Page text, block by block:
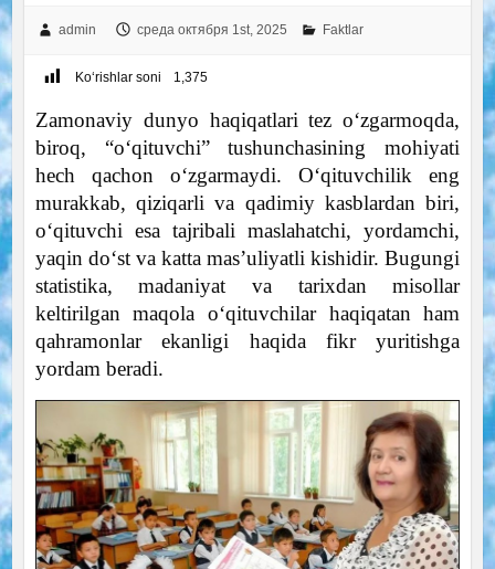
admin среда октября 1st, 2025 Faktlar
Ko‘rishlar soni 1,375
Zamonaviy dunyo haqiqatlari tez o‘zgarmoqda,
biroq, “o‘qituvchi” tushunchasining mohiyati
hech qachon o‘zgarmaydi. O‘qituvchilik eng
murakkab, qiziqarli va qadimiy kasblardan biri,
o‘qituvchi esa tajribali maslahatchi, yordamchi,
yaqin do‘st va katta mas’uliyatli kishidir. Bugungi
statistika, madaniyat va tarixdan misollar
keltirilgan maqola o‘qituvchilar haqiqatan ham
qahramonlar ekanligi haqida fikr yuritishga
yordam beradi.